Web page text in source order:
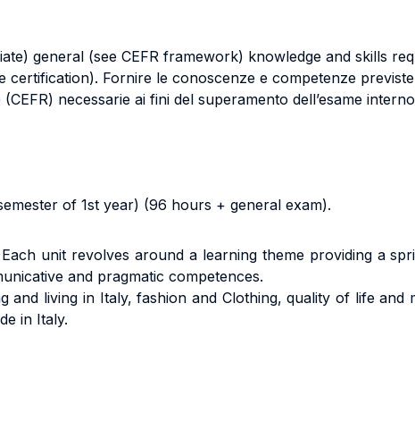
general (see CEFR framework) knowledge and skills
Fornire le conoscenze e competenze
necessarie ai fini del superamento dell’esame
of 1st year) (96 hours + general exam).
unit revolves around a learning theme providing a
and pragmatic competences.
and living in Italy,fashion and Clothing,quality of life and
in Italy.